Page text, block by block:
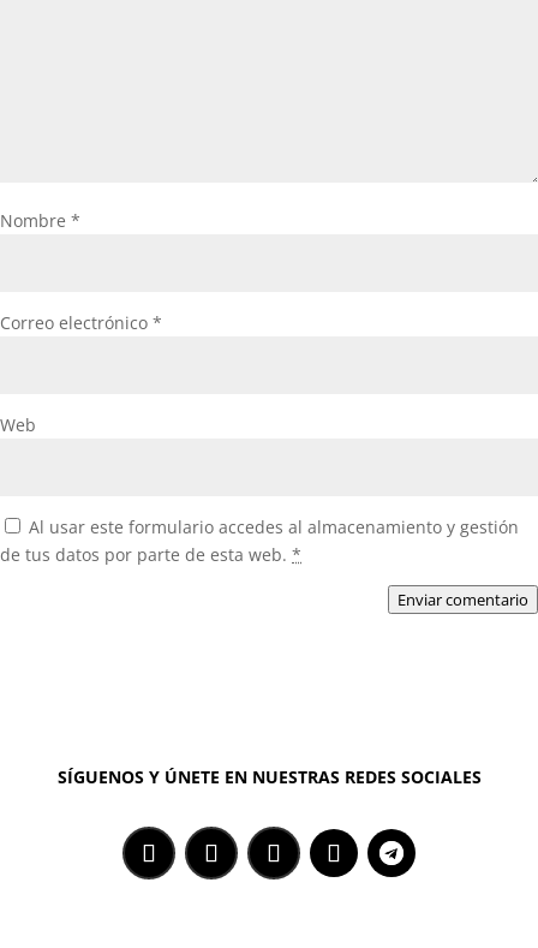
Nombre *
Correo electrónico *
Web
Al usar este formulario accedes al almacenamiento y gestión
de tus datos por parte de esta web. *
Enviar comentario
SÍGUENOS Y ÚNETE EN NUESTRAS REDES SOCIALES